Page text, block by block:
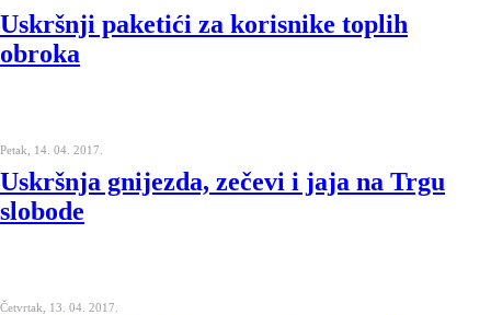
Uskršnji paketići za korisnike toplih
obroka
Petak, 14. 04. 2017.
Uskršnja gnijezda, zečevi i jaja na Trgu
slobode
Četvrtak, 13. 04. 2017.